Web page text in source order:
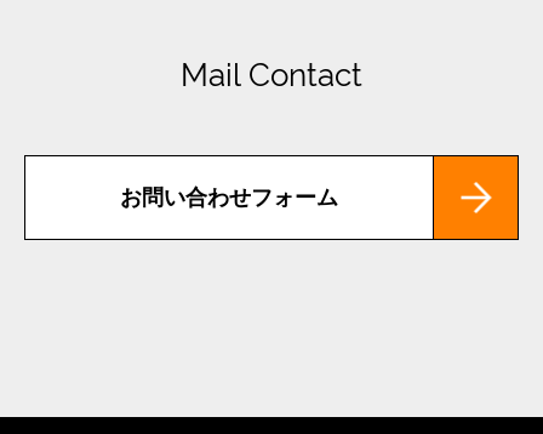
Mail Contact
お問い合わせフォーム